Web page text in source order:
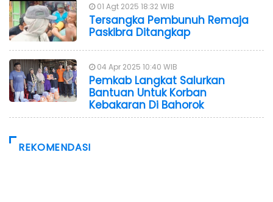
01 Agt 2025 18:32 WIB
Tersangka Pembunuh Remaja
Paskibra Ditangkap
04 Apr 2025 10:40 WIB
Pemkab Langkat Salurkan
Bantuan Untuk Korban
Kebakaran Di Bahorok
REKOMENDASI